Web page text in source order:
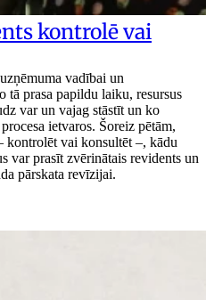
kontrolē vai
vadībai un
tā prasa papildu laiku, resursus
var un vajag stāstīt un ko
ietvaros. Šoreiz pētām,
kontrolēt vai konsultēt –, kādu
var prasīt zvērinātais revidents un
pārskata revīzijai.